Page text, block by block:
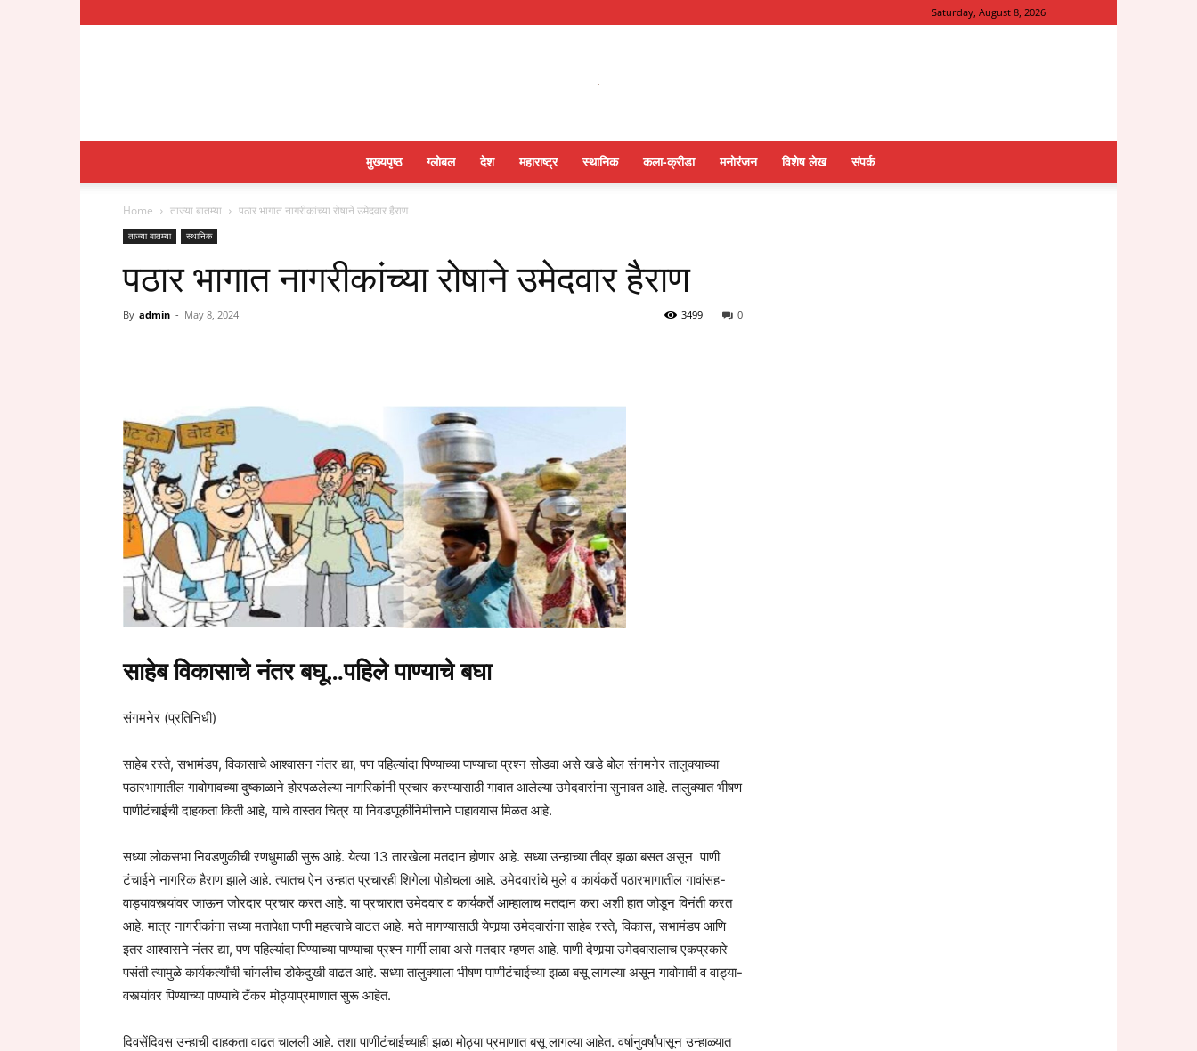
Saturday, August 8, 2026
मुख्यपृष्ठ ग्लोबल देश महाराष्ट्र स्थानिक कला-क्रीडा मनोरंजन विशेष लेख संपर्क
Home ताज्या बातम्या पठार भागात नागरीकांच्या रोषाने उमेदवार हैराण
ताज्या बातम्या स्थानिक
पठार भागात नागरीकांच्या रोषाने उमेदवार हैराण
By admin - May 8, 2024 0
3499
साहेब विकासाचे नंतर बघू…पहिले पाण्याचे बघा
संगमनेर (प्रतिनिधी)
साहेब रस्ते, सभामंडप, विकासाचे आश्वासन नंतर द्या, पण पहिल्यांदा पिण्याच्या पाण्याचा प्रश्न सोडवा असे खडे बोल संगमनेर तालुक्याच्या
पठारभागातील गावोगावच्या दुष्काळाने होरपळलेल्या नागरिकांनी प्रचार करण्यासाठी गावात आलेल्या उमेदवारांना सुनावत आहे. तालुक्यात भीषण
पाणीटंचाईची दाहकता किती आहे, याचे वास्तव चित्र या निवडणूकीनिमीत्ताने पाहावयास मिळत आहे.
सध्या लोकसभा निवडणुकीची रणधुमाळी सुरू आहे. येत्या 13 तारखेला मतदान होणार आहे. सध्या उन्हाच्या तीव्र झळा बसत असून पाणी
टंचाईने नागरिक हैराण झाले आहे. त्यातच ऐन उन्हात प्रचारही शिगेला पोहोचला आहे. उमेदवारांचे मुले व कार्यकर्ते पठारभागातील गावांसह-
वाड्यावस्त्यांवर जाऊन जोरदार प्रचार करत आहे. या प्रचारात उमेदवार व कार्यकर्ते आम्हालाच मतदान करा अशी हात जोडून विनंती करत
आहे. मात्र नागरीकांना सध्या मतापेक्षा पाणी महत्त्वाचे वाटत आहे. मते मागण्यासाठी येणार्‍या उमेदवारांना साहेब रस्ते, विकास, सभामंडप आणि
इतर आश्वासने नंतर द्या, पण पहिल्यांदा पिण्याच्या पाण्याचा प्रश्न मार्गी लावा असे मतदार म्हणत आहे. पाणी देणार्‍या उमेदवारालाच एकप्रकारे
पसंती त्यामुळे कार्यकर्त्यांची चांगलीच डोकेदुखी वाढत आहे. सध्या तालुक्याला भीषण पाणीटंचाईच्या झळा बसू लागल्या असून गावोगावी व वाड्या-
वस्त्यांवर पिण्याच्या पाण्याचे टँकर मोठ्याप्रमाणात सुरू आहेत.
दिवसेंदिवस उन्हाची दाहकता वाढत चालली आहे. तशा पाणीटंचाईच्याही झळा मोठ्या प्रमाणात बसू लागल्या आहेत. वर्षानुवर्षांपासून उन्हाळ्यात